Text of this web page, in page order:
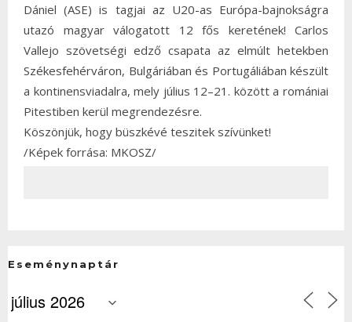
Dániel (ASE) is tagjai az U20-as Európa-bajnokságra
utazó magyar válogatott 12 fős keretének! Carlos
Vallejo szövetségi edző csapata az elmúlt hetekben
Székesfehérváron, Bulgáriában és Portugáliában készült
a kontinensviadalra, mely július 12–21. között a romániai
Pitestiben kerül megrendezésre.
Köszönjük, hogy büszkévé teszitek szívünket!
/Képek forrása: MKOSZ/
Eseménynaptár